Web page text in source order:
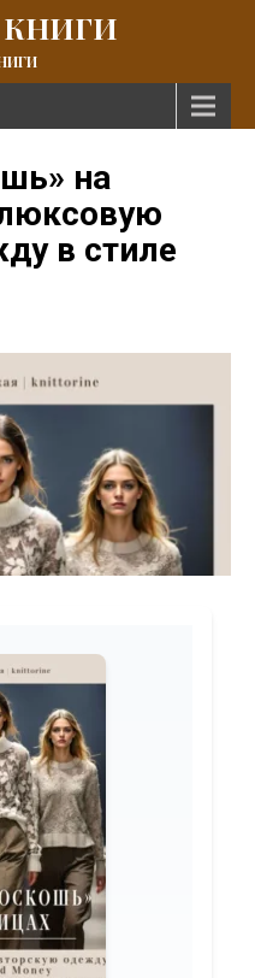
на
в стиле